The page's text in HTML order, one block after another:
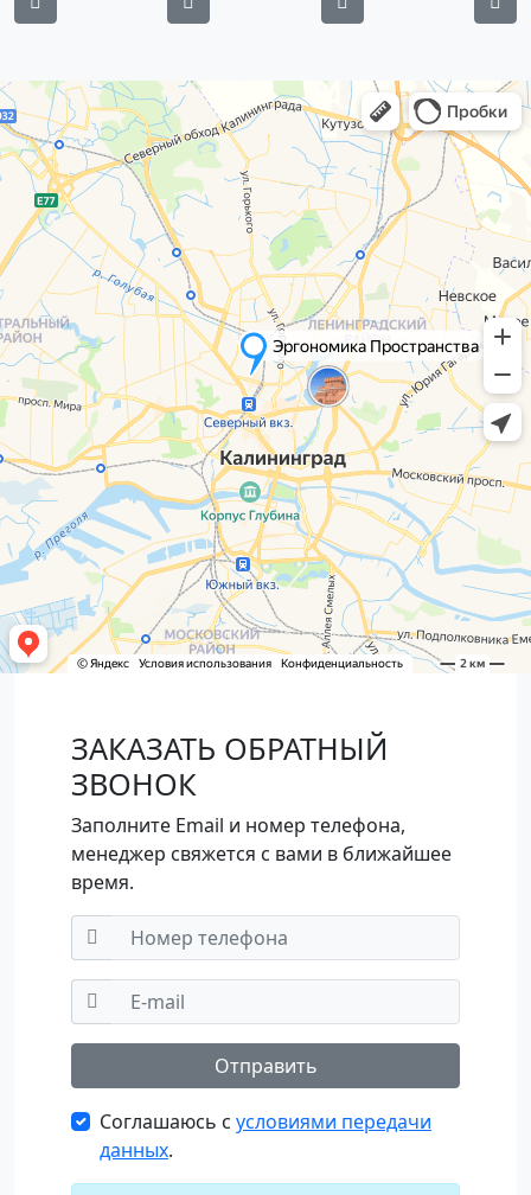
ЗАКАЗАТЬ ОБРАТНЫЙ
ЗВОНОК
Заполните Email и номер телефона,
менеджер свяжется с вами в ближайшее
время.
Отправить
Соглашаюсь с условиями передачи
данных.